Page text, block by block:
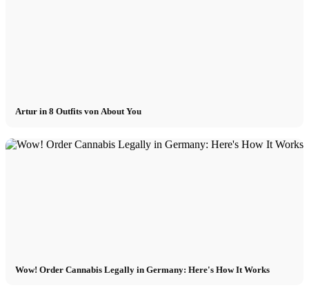
Artur in 8 Outfits von About You
Wow! Order Cannabis Legally in Germany: Here's How It Works